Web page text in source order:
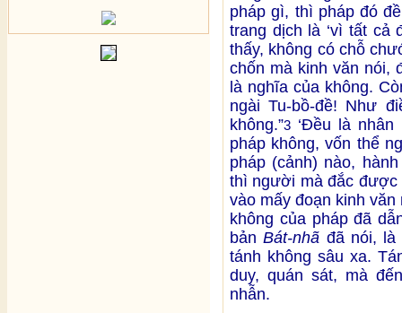
pháp gì, thì pháp đó
trang dịch là ‘vì tất cả
thấy, không có chỗ
chốn mà kinh văn nói,
là nghĩa của không.
ngài Tu-bồ-đề! Như
không.”3 ‘Đều là
pháp không, vốn thể
pháp (cảnh) nào,
thì người mà đắc được
vào mấy đoạn kinh
không của pháp đã
bảnBát-nhã đã nói, là
tánh không sâu xa.
duy, quán sát, mà
nhẫn.